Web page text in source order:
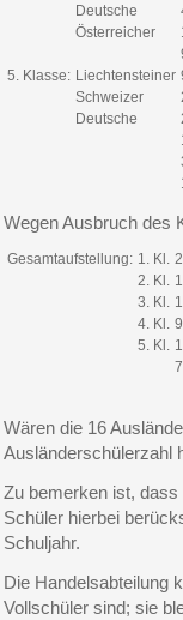
Deutsche
Österreicher
5. Klasse: Liechtensteiner
Schweizer
Deutsche
Wegen Ausbruch des
Gesamtaufstellung: 1. Kl.
2. Kl.
3. Kl.
4. Kl. 9
5. Kl.
Wären die 16
Ausländerschülerzahl
Zu bemerken ist,
Schüler hierbei
Schuljahr.
Die Handelsabteilung
Vollschüler sind; sie